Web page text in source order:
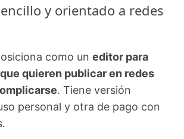
y orientado a redes
como un editor para
quieren publicar en redes
. Tiene versión
personal y otra de pago con